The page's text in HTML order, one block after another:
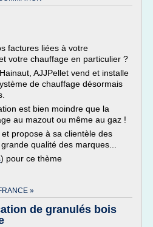
factures liées à votre
votre chauffage en particulier ?
AJJPellet vend et installe
de chauffage désormais
est bien moindre que la
au mazout ou même au gaz !
propose à sa clientèle des
qualité des marques...
) pour ce thème
»
de granulés bois